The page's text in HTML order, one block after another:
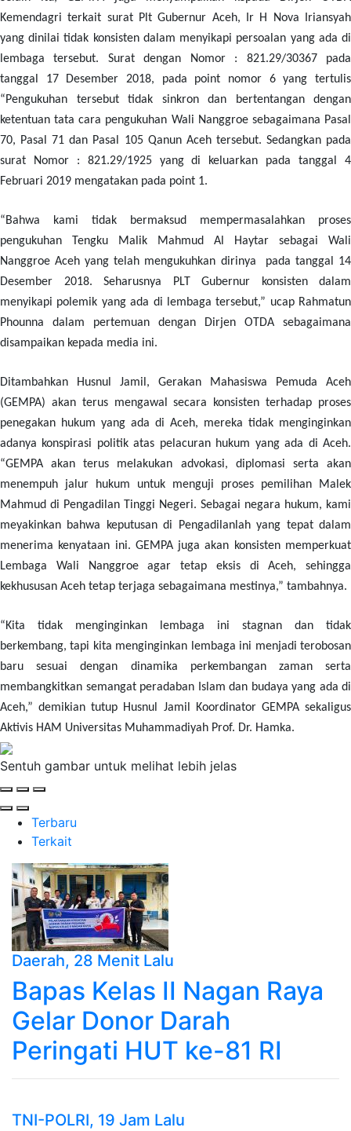
Kemendagri terkait surat Plt Gubernur Aceh, Ir H Nova Iriansyah
yang dinilai tidak konsisten dalam menyikapi persoalan yang ada di
lembaga tersebut. Surat dengan Nomor : 821.29/30367 pada
tanggal 17 Desember 2018, pada point nomor 6 yang tertulis
“Pengukuhan tersebut tidak sinkron dan bertentangan dengan
ketentuan tata cara pengukuhan Wali Nanggroe sebagaimana Pasal
70, Pasal 71 dan Pasal 105 Qanun Aceh tersebut. Sedangkan pada
surat Nomor : 821.29/1925 yang di keluarkan pada tanggal 4
Februari 2019 mengatakan pada point 1.
“Bahwa kami tidak bermaksud mempermasalahkan proses
pengukuhan Tengku Malik Mahmud Al Haytar sebagai Wali
Nanggroe Aceh yang telah mengukuhkan dirinya pada tanggal 14
Desember 2018. Seharusnya PLT Gubernur konsisten dalam
menyikapi polemik yang ada di lembaga tersebut,” ucap Rahmatun
Phounna dalam pertemuan dengan Dirjen OTDA sebagaimana
disampaikan kepada media ini.
Ditambahkan Husnul Jamil, Gerakan Mahasiswa Pemuda Aceh
(GEMPA) akan terus mengawal secara konsisten terhadap proses
penegakan hukum yang ada di Aceh, mereka tidak menginginkan
adanya konspirasi politik atas pelacuran hukum yang ada di Aceh.
“GEMPA akan terus melakukan advokasi, diplomasi serta akan
menempuh jalur hukum untuk menguji proses pemilihan Malek
Mahmud di Pengadilan Tinggi Negeri. Sebagai negara hukum, kami
meyakinkan bahwa keputusan di Pengadilanlah yang tepat dalam
menerima kenyataan ini. GEMPA juga akan konsisten memperkuat
Lembaga Wali Nanggroe agar tetap eksis di Aceh, sehingga
kekhususan Aceh tetap terjaga sebagaimana mestinya,” tambahnya.
“Kita tidak menginginkan lembaga ini stagnan dan tidak
berkembang, tapi kita menginginkan lembaga ini menjadi terobosan
baru sesuai dengan dinamika perkembangan zaman serta
membangkitkan semangat peradaban Islam dan budaya yang ada di
Aceh,” demikian tutup Husnul Jamil Koordinator GEMPA sekaligus
Aktivis HAM Universitas Muhammadiyah Prof. Dr. Hamka.
Sentuh gambar untuk melihat lebih jelas
Terbaru
Terkait
Daerah, 28 Menit Lalu
Bapas Kelas II Nagan Raya
Gelar Donor Darah
Peringati HUT ke-81 RI
TNI-POLRI, 19 Jam Lalu